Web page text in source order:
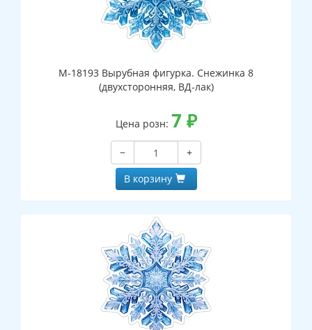
М-18193 Вырубная фигурка. Снежинка 8
(двухсторонняя, ВД-лак)
Цена розн: 7 ₽
−
+
В корзину